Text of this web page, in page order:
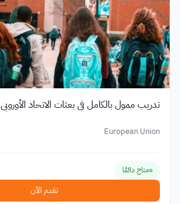
تدريب ممول بالكامل في بعثات الاتحاد الأوروبي 2026
European Union
متاح دائمًا
تقدم الآن